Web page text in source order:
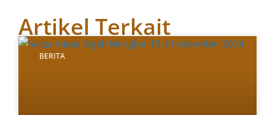
Artikel Terkait
BERITA